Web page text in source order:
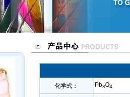
化学式： Pb3O4